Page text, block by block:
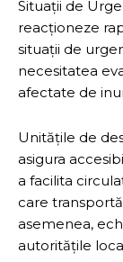
Situații de
reacționeze
situații de
necesitatea
afectate de
Unitățile de
asigura
a facilita
care
asemenea,
autoritățile